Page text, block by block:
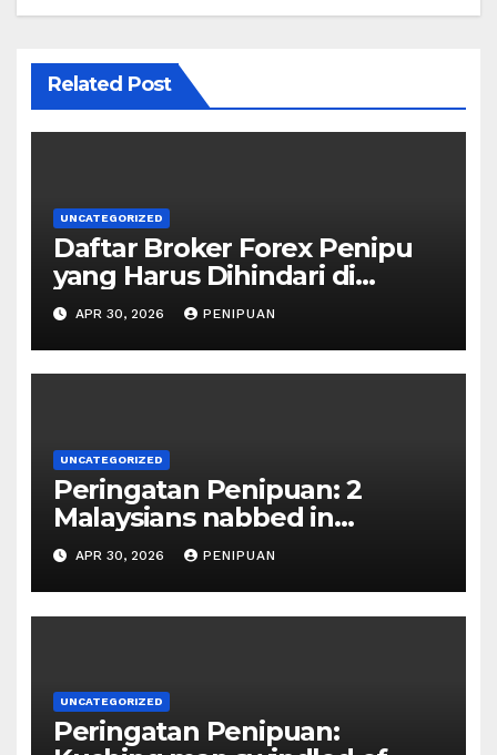
Related Post
UNCATEGORIZED
Daftar Broker Forex Penipu
yang Harus Dihindari di
Indonesia 2026
APR 30, 2026 PENIPUAN
UNCATEGORIZED
Peringatan Penipuan: 2
Malaysians nabbed in
Singapore over links to govt
official impersona | 2026
APR 30, 2026 PENIPUAN
UNCATEGORIZED
Peringatan Penipuan: